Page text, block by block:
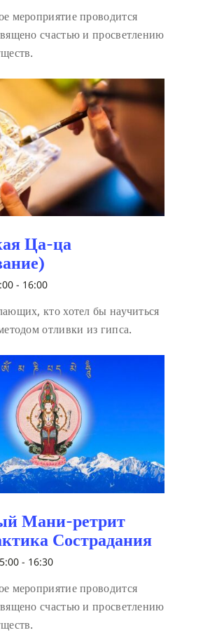
мероприятие проводится
счастью и просветлению
Ца-ца
- 16:00
кто хотел бы научиться
отливки из гипса.
Мани-ретрит
Сострадания
- 16:30
мероприятие проводится
счастью и просветлению